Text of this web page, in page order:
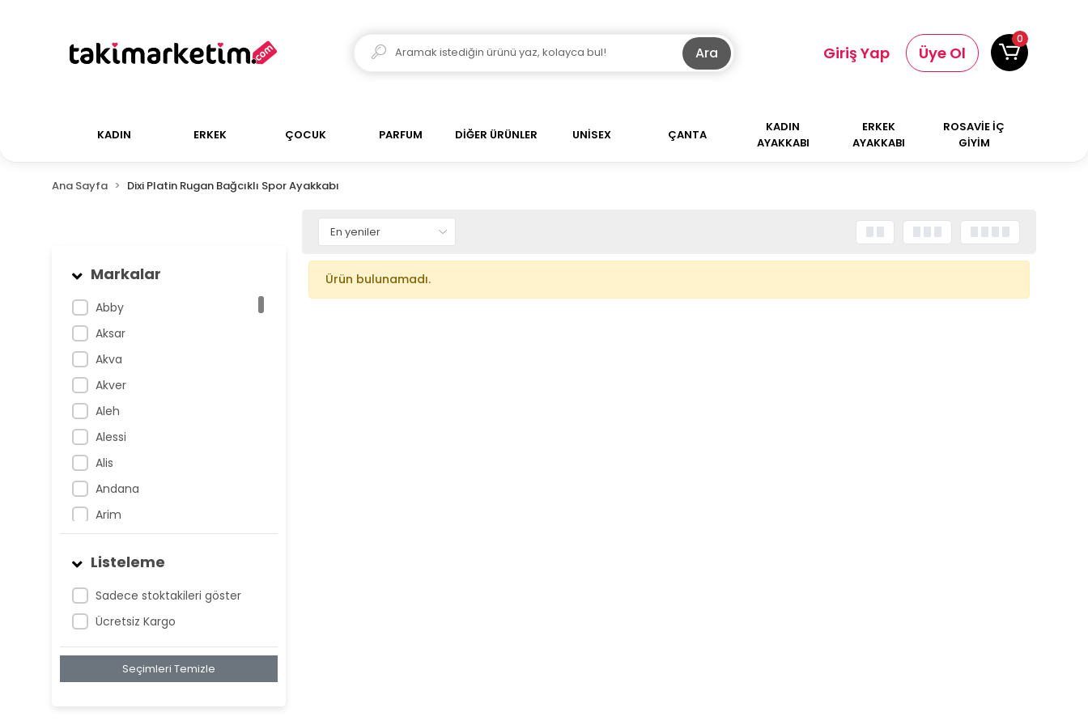
Ara Giriş Yap Üye Ol
0
KADIN ERKEK ÇOCUK PARFUM DİĞER ÜRÜNLER UNİSEX ÇANTA
KADIN
AYAKKABI
ERKEK
AYAKKABI
ROSAVİE İÇ
GİYİM
Ana Sayfa Dixi Platin Rugan Bağcıklı Spor Ayakkabı
Markalar
Abby
Aksar
Akva
Akver
Aleh
Alessi
Alis
Andana
Arim
Atnis
Belan
Belay
Birta
Listeleme
Sadece stoktakileri göster
Ücretsiz Kargo
Seçimleri Temizle
Ürün bulunamadı.